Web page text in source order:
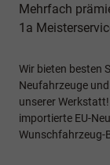
Mehrfach
1a
Wir bieten besten
Neufahrzeuge
unserer
importierte EU-
Wunschfahrzeug-